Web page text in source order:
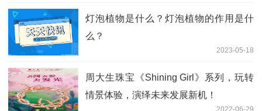
灯泡植物是什么？灯泡植物的作用是什
么？
2023-05-18
周大生珠宝《Shining Girl》系列，玩转
情景体验，演绎未来发展新机！
2022-06-29